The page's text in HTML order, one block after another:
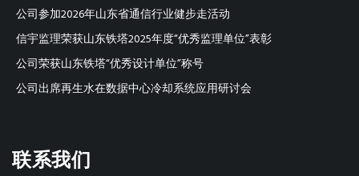
公司参加2026年山东省通信行业健步走活动
信宇监理荣获山东铁塔2025年度“优秀监理单位”表彰
公司荣获山东铁塔“优秀设计单位”称号
公司出席再生水在数据中心冷却系统应用研讨会
联系我们